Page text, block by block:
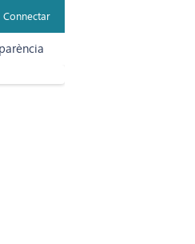
Connectar